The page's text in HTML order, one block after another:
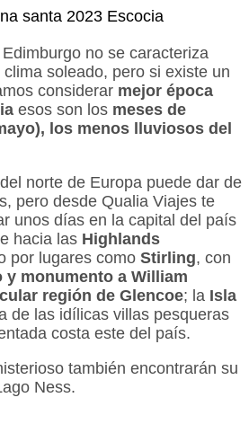
no se caracteriza
soleado, pero si existe un
considerar mejor época
esos son los meses de
los menos lluviosos del
norte de Europa puede dar de
pero desde Qualia Viajes te
unos días en la capital del país
hacia las Highlands
por lugares como Stirling, con
monumento a William
región de Glencoe; la Isla
de las idílicas villas pesqueras
costa este del país.
también encontrarán su
Ness.